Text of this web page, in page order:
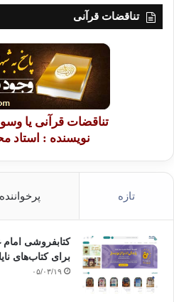
تناقضات قرآنی
تناقضات قرآنی یا
نویسنده : استاد
تازه پرخواننده
کتابفروشی
برای کتاب‌های
۰۵/۰۳/۱۹